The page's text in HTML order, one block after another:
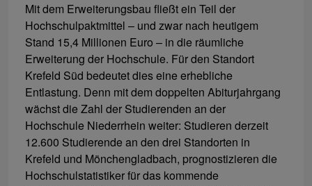
Mit dem Erweiterungsbau fließt ein Teil der
Hochschulpaktmittel – und zwar nach heutigem
Stand 15,4 Millionen Euro – in die räumliche
Erweiterung der Hochschule. Für den Standort
Krefeld Süd bedeutet dies eine erhebliche
Entlastung. Denn mit dem doppelten Abiturjahrgang
wächst die Zahl der Studierenden an der
Hochschule Niederrhein weiter: Studieren derzeit
12.600 Studierende an den drei Standorten in
Krefeld und Mönchengladbach, prognostizieren die
Hochschulstatistiker für das kommende